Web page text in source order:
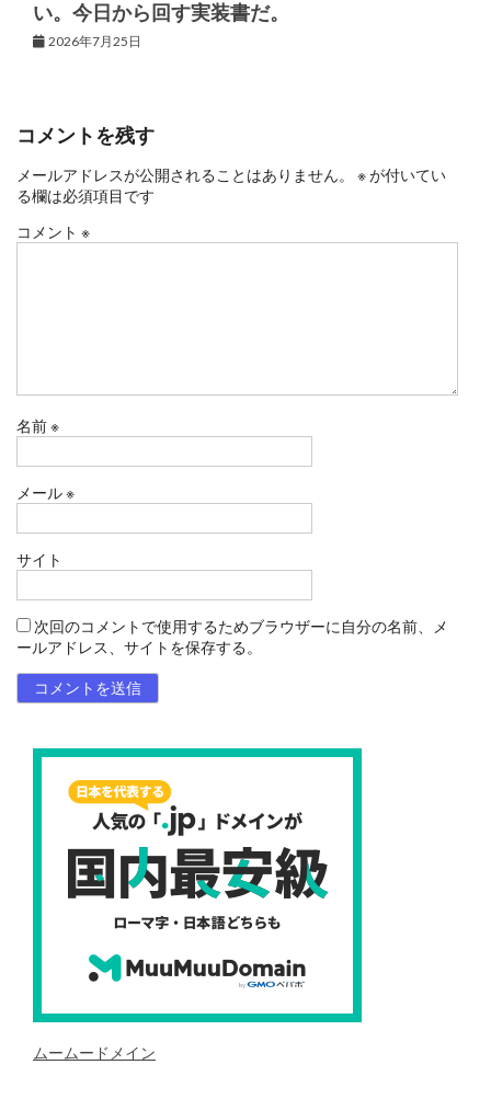
い。今日から回す実装書だ。
2026年7月25日
コメントを残す
メールアドレスが公開されることはありません。 ※が付いてい
る欄は必須項目です
コメント ※
名前※
メール※
サイト
次回のコメントで使用するためブラウザーに自分の名前、メ
ールアドレス、サイトを保存する。
ムームードメイン